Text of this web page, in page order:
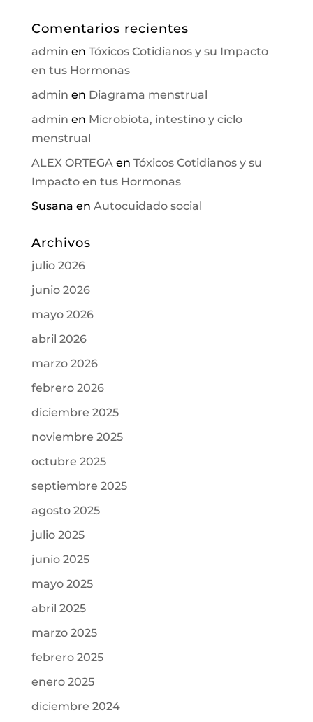
Comentarios recientes
admin en Tóxicos Cotidianos y su Impacto
en tus Hormonas
admin en Diagrama menstrual
admin en Microbiota, intestino y ciclo
menstrual
ALEX ORTEGAen Tóxicos Cotidianos y su
Impacto en tus Hormonas
Susana en Autocuidado social
Archivos
julio 2026
junio 2026
mayo 2026
abril 2026
marzo 2026
febrero 2026
diciembre 2025
noviembre 2025
octubre 2025
septiembre 2025
agosto 2025
julio 2025
junio 2025
mayo 2025
abril 2025
marzo 2025
febrero 2025
enero 2025
diciembre 2024